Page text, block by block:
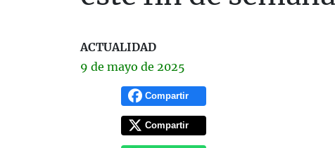
ACTUALIDAD
9 de mayo de 2025
Compartir
Compartir